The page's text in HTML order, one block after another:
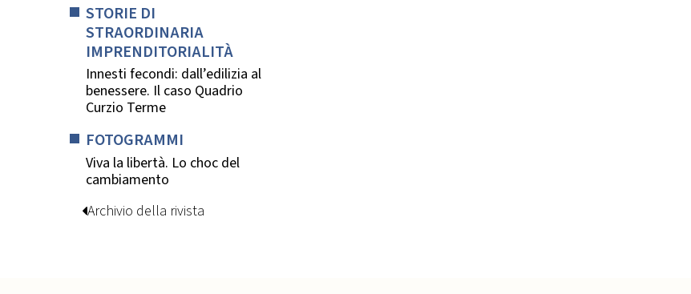
STORIE DI
STRAORDINARIA
IMPRENDITORIALITÀ
Innesti fecondi: dall’edilizia al
benessere. Il caso Quadrio
Curzio Terme
FOTOGRAMMI
Viva la libertà. Lo choc del
cambiamento
Archivio della rivista